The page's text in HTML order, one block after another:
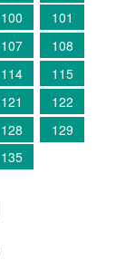
100
101
107
108
114
115
121
122
128
129
135